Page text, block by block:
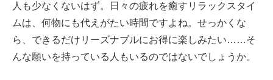
人も少なくないはず。日々の疲れを癒すリラックスタイ
ムは、何物にも代えがたい時間ですよね。せっかくな
ら、できるだけリーズナブルにお得に楽しみたい……そ
んな願いを持っている人もいるのではないでしょうか。